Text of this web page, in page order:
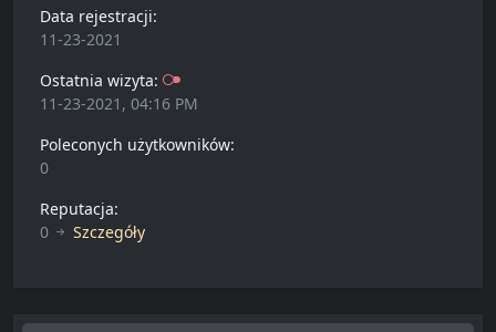
Data rejestracji:
11-23-2021
Ostatnia wizyta:
11-23-2021, 04:16 PM
Poleconych użytkowników:
0
Reputacja:
0
Szczegóły